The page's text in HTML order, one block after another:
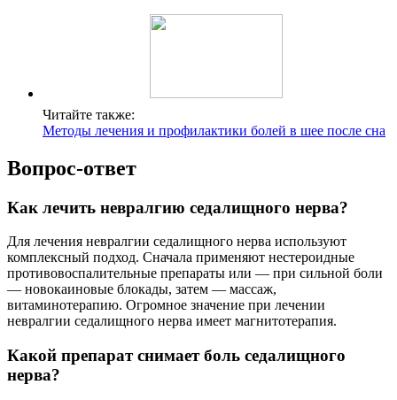
Читайте также:
Методы лечения и профилактики болей в шее после сна
Вопрос-ответ
Как лечить невралгию седалищного нерва?
Для лечения невралгии седалищного нерва используют
комплексный подход. Сначала применяют нестероидные
противовоспалительные препараты или — при сильной боли
— новокаиновые блокады, затем — массаж,
витаминотерапию. Огромное значение при лечении
невралгии седалищного нерва имеет магнитотерапия.
Какой препарат снимает боль седалищного
нерва?